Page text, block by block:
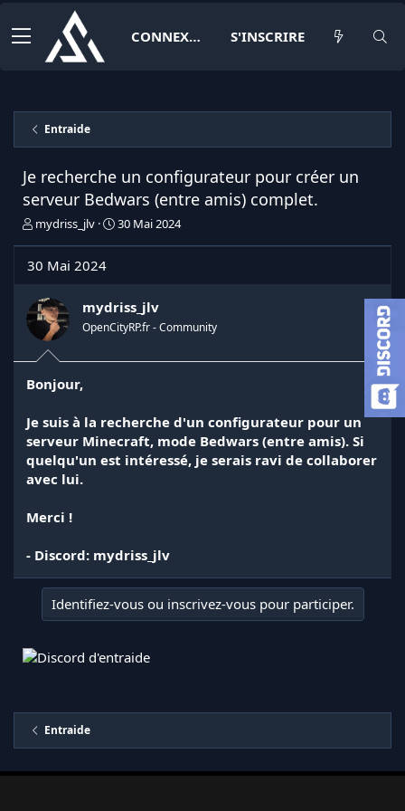
CONNEXION S'INSCRIRE
Entraide
Je recherche un configurateur pour créer un
serveur Bedwars (entre amis) complet.
I
t
a
t
e
u
d
l
d
i
s
u
s
i
o
mydriss_jlv
D
e
d
é
30 Mai 2024
30 Mai 2024
mydriss_jlv
OpenCityRP.fr - Community
Bonjour,
Je suis à la recherche d'un configurateur pour un
serveur Minecraft, mode Bedwars (entre amis). Si
quelqu'un est intéressé, je serais ravi de collaborer
avec lui.
Merci !
- Discord: mydriss_jlv
Identifiez-vous ou inscrivez-vous pour participer.
Entraide